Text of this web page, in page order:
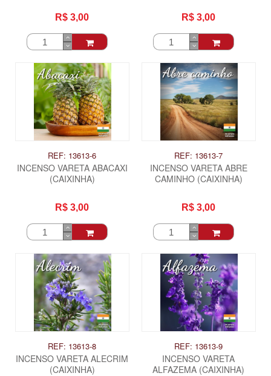
R$ 3,00 R$ 3,00
REF: 13613-6
INCENSO VARETA ABACAXI
(CAIXINHA)
R$ 3,00
REF: 13613-7
INCENSO VARETA ABRE
CAMINHO (CAIXINHA)
R$ 3,00
REF: 13613-8
INCENSO VARETA ALECRIM
(CAIXINHA)
REF: 13613-9
INCENSO VARETA
ALFAZEMA (CAIXINHA)